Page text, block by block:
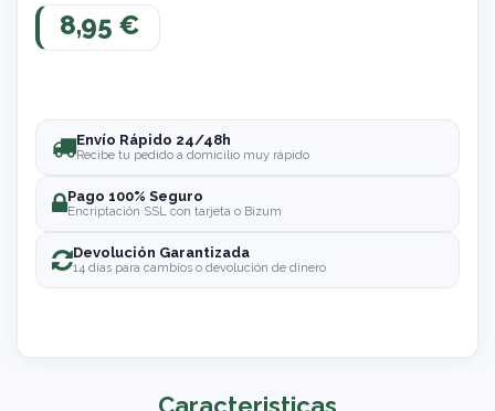
8,95 €
Envío Rápido 24/48h
Recibe tu pedido a domicilio muy rápido
Pago 100% Seguro
Encriptación SSL con tarjeta o Bizum
Devolución Garantizada
14 días para cambios o devolución de dinero